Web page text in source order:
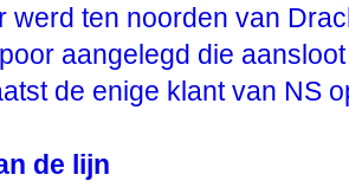
werd ten noorden van
aangelegd die
de enige klant van NS
de lijn